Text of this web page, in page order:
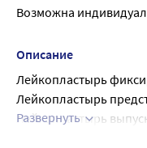
Возможна
Описание
Лейкопластырь
Лейкопластырь
Лейкопластырь
Развернуть